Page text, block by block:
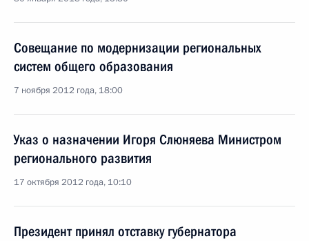
Совещание по модернизации региональных
систем общего образования
7 ноября 2012 года, 18:00
Указ о назначении Игоря Слюняева Министром
регионального развития
17 октября 2012 года, 10:10
Президент принял отставку губернатора